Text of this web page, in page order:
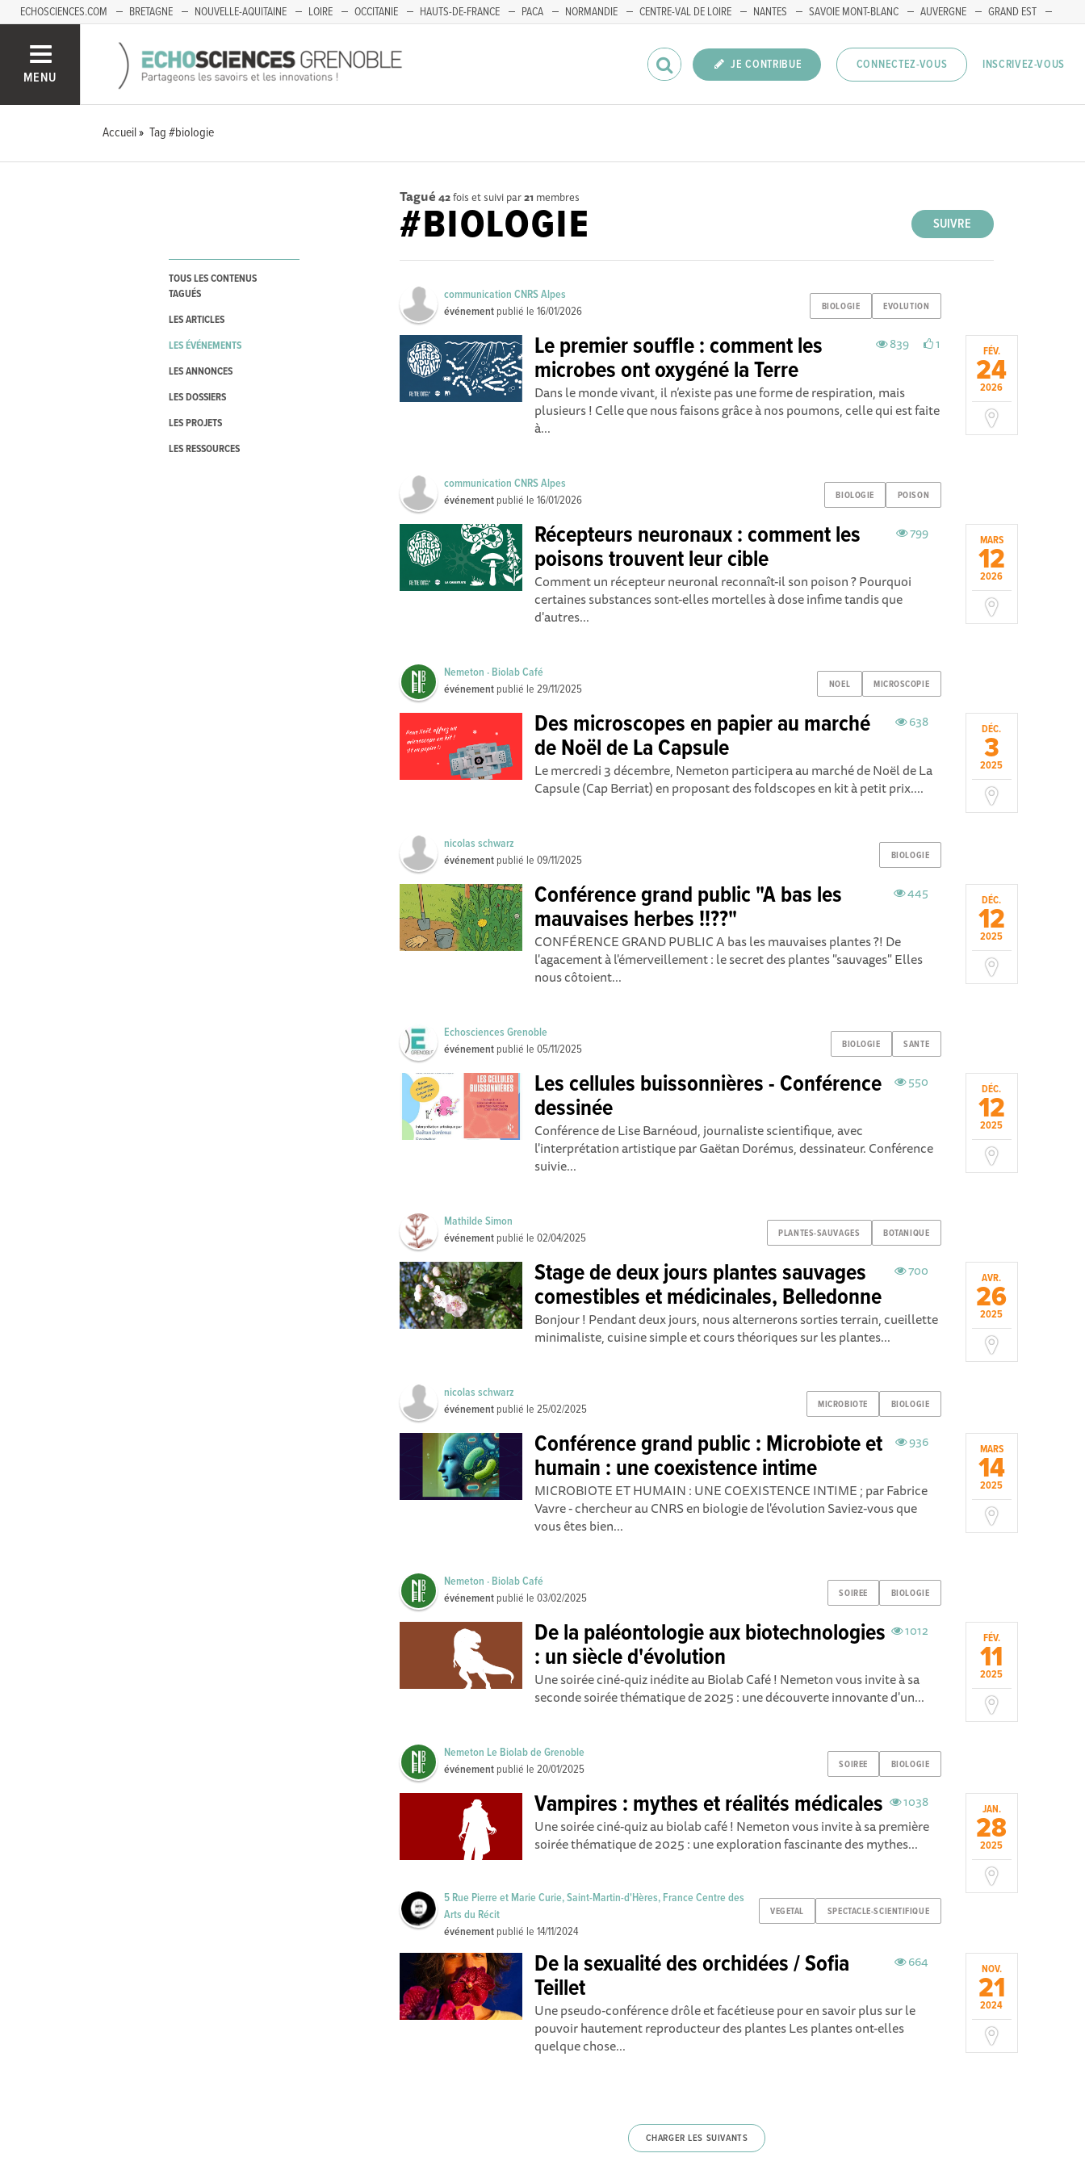
ECHOSCIENCES.COM BRETAGNE NOUVELLE-AQUITAINE LOIRE OCCITANIE HAUTS-DE-FRANCE PACA NORMANDIE CENTRE-VAL DE LOIRE NANTES SAVOIE MONT-BLANC AUVERGNE
GRAND EST
MENU
JE CONTRIBUE CONNECTEZ-VOUS INSCRIVEZ-VOUS
Accueil Tag #biologie
TOUS LES CONTENUS
TAGUÉS
LES ARTICLES
LES ÉVÉNEMENTS
LES ANNONCES
LES DOSSIERS
LES PROJETS
LES RESSOURCES
Tagué 42fois et suivi par21 membres
SUIVRE
#BIOLOGIE
BIOLOGIE EVOLUTION
communication CNRS Alpes
événement publié le16/01/2026
FÉV.
24
2026
839 1
Le premier souffle : comment les
microbes ont oxygéné la Terre
Dans le monde vivant, il n’existe pas une forme de respiration, mais
plusieurs ! Celle que nous faisons grâce à nos poumons, celle qui est faite
à...
BIOLOGIE POISON
communication CNRS Alpes
événement publié le16/01/2026
MARS
12
2026
799
Récepteurs neuronaux : comment les
poisons trouvent leur cible
Comment un récepteur neuronal reconnaît-il son poison ? Pourquoi
certaines substances sont-elles mortelles à dose infime tandis que
d'autres...
NOEL MICROSCOPIE
Nemeton · Biolab Café
événement publié le29/11/2025
DÉC.
3
2025
638
Des microscopes en papier au marché
de Noël de La Capsule
Le mercredi 3 décembre, Nemeton participera au marché de Noël de La
Capsule (Cap Berriat) en proposant des foldscopes en kit à petit prix....
BIOLOGIE
nicolas schwarz
événement publié le09/11/2025
DÉC.
12
2025
445
Conférence grand public "A bas les
mauvaises herbes !!??"
CONFÉRENCE GRAND PUBLIC A bas les mauvaises plantes ?! De
l'agacement à l'émerveillement : le secret des plantes "sauvages" Elles
nous côtoient...
BIOLOGIE SANTE
Echosciences Grenoble
événement publié le05/11/2025
DÉC.
12
2025
550
Les cellules buissonnières - Conférence
dessinée
Conférence de Lise Barnéoud, journaliste scientifique, avec
l'interprétation artistique par Gaëtan Dorémus, dessinateur. Conférence
suivie...
PLANTES-SAUVAGES BOTANIQUE
Mathilde Simon
événement publié le02/04/2025
AVR.
26
2025
700
Stage de deux jours plantes sauvages
comestibles et médicinales, Belledonne
Bonjour ! Pendant deux jours, nous alternerons sorties terrain, cueillette
minimaliste, cuisine simple et cours théoriques sur les plantes...
MICROBIOTE BIOLOGIE
nicolas schwarz
événement publié le25/02/2025
MARS
14
2025
936
Conférence grand public : Microbiote et
humain : une coexistence intime
MICROBIOTE ET HUMAIN : UNE COEXISTENCE INTIME ; par Fabrice
Vavre - chercheur au CNRS en biologie de l'évolution Saviez-vous que
vous êtes bien...
SOIREE BIOLOGIE
Nemeton · Biolab Café
événement publié le03/02/2025
FÉV.
11
2025
1012
De la paléontologie aux biotechnologies
: un siècle d'évolution
Une soirée ciné-quiz inédite au Biolab Café ! Nemeton vous invite à sa
seconde soirée thématique de 2025 : une découverte innovante d'un...
SOIREE BIOLOGIE
Nemeton Le Biolab de Grenoble
événement publié le20/01/2025
JAN.
28
2025
1038
Vampires : mythes et réalités médicales
Une soirée ciné-quiz au biolab café ! Nemeton vous invite à sa première
soirée thématique de 2025 : une exploration fascinante des mythes...
VEGETAL SPECTACLE-SCIENTIFIQUE
5 Rue Pierre et Marie Curie, Saint-Martin-d'Hères, France Centre des
Arts du Récit
événement publié le14/11/2024
NOV.
21
2024
664
De la sexualité des orchidées / Sofia
Teillet
Une pseudo-conférence drôle et facétieuse pour en savoir plus sur le
pouvoir hautement reproducteur des plantes Les plantes ont-elles
quelque chose...
CHARGER LES SUIVANTS